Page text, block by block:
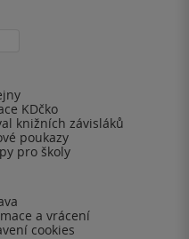
KDčko
knižních závisláků
poukazy
pro školy
a vrácení
cookies